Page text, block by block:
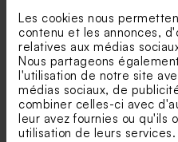
Les cookies nous
contenu et les annonces,
relatives aux médias
Nous partageons
l'utilisation de notre site
médias sociaux, de
combiner celles-ci avec
leur avez fournies ou qu'ils
utilisation de leurs services.
Dragées baptême couleur
champagne 1 kg (± 240 ex)
Etiquette colombe et dorure